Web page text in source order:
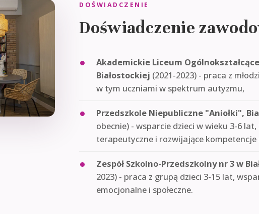
DOŚWIADCZENIE
Doświadczenie
Akademickie Liceum
Białostockiej (2021-2023) - praca z
w tym uczniami w spektrum autyzmu,
Przedszkole Niepubliczne "Aniołki",
obecnie) - wsparcie dzieci w wieku 3-6 lat,
terapeutyczne i rozwijające kompetencje
Zespół Szkolno-Przedszkolny nr 3 w
2023) - praca z grupą dzieci 3-15 lat,
emocjonalne i społeczne.